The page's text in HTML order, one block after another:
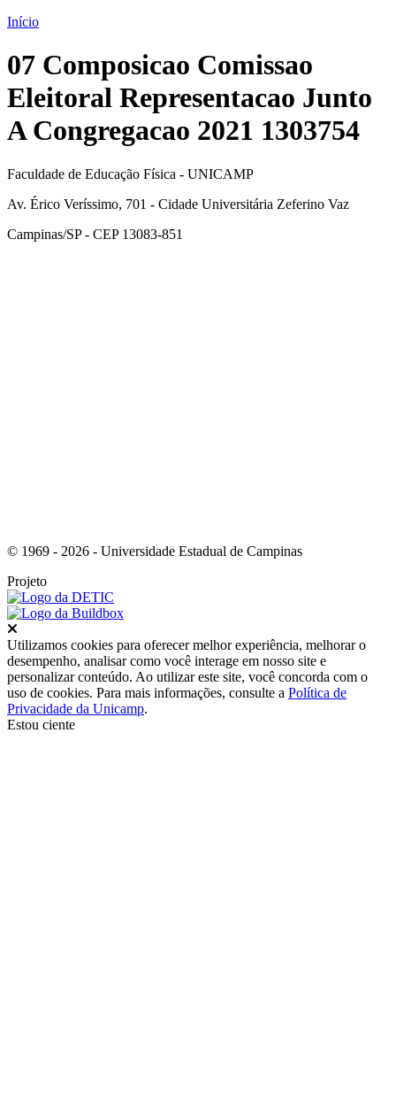
Início
07 Composicao Comissao
Eleitoral Representacao Junto
A Congregacao 2021 1303754
Faculdade de Educação Física - UNICAMP
Av. Érico Veríssimo, 701 - Cidade Universitária Zeferino Vaz
Campinas/SP - CEP 13083-851
© 1969 - 2026 - Universidade Estadual de Campinas
Projeto
Utilizamos cookies para oferecer melhor experiência, melhorar o
desempenho, analisar como você interage em nosso site e
personalizar conteúdo. Ao utilizar este site, você concorda com o
uso de cookies. Para mais informações, consulte a Política de
Privacidade da Unicamp.
Estou ciente